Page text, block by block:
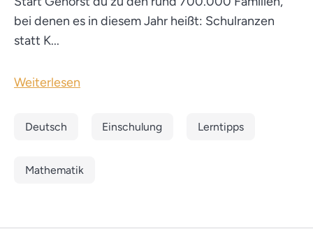
bei denen es in diesem Jahr heißt: Schulranzen
statt K...
Weiterlesen
Deutsch Einschulung Lerntipps
Mathematik